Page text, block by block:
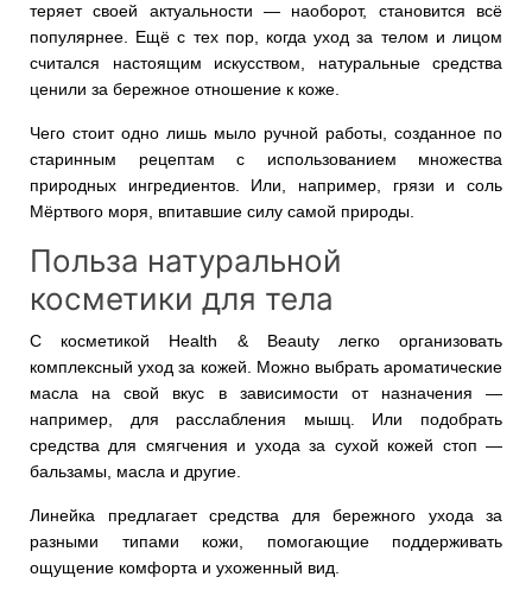
теряет своей актуальности — наоборот, становится всё
популярнее. Ещё с тех пор, когда уход за телом и лицом
считался настоящим искусством, натуральные средства
ценили за бережное отношение к коже.
Чего стоит одно лишь мыло ручной работы, созданное по
старинным рецептам с использованием множества
природных ингредиентов. Или, например, грязи и соль
Мёртвого моря, впитавшие силу самой природы.
Польза натуральной
косметики для тела
С косметикой Health & Beauty легко организовать
комплексный уход за кожей. Можно выбрать ароматические
масла на свой вкус в зависимости от назначения —
например, для расслабления мышц. Или подобрать
средства для смягчения и ухода за сухой кожей стоп —
бальзамы, масла и другие.
Линейка предлагает средства для бережного ухода за
разными типами кожи, помогающие поддерживать
ощущение комфорта и ухоженный вид.